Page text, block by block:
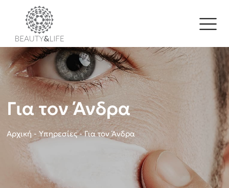
Για τον Άνδρα
Αρχική -Υπηρεσίες-Για τον Άνδρα